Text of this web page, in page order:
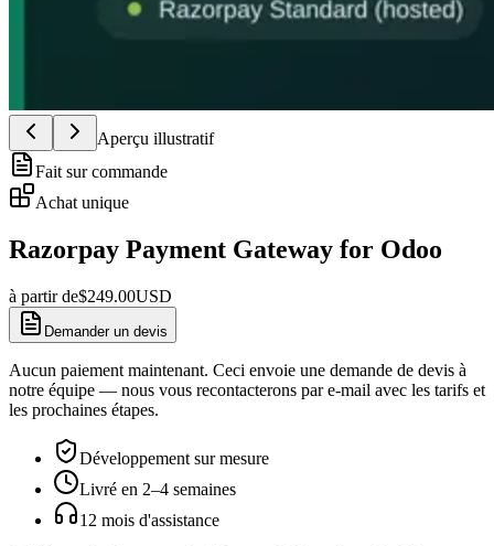
Aperçu illustratif
Fait sur commande
Achat unique
Razorpay Payment Gateway for Odoo
à partir de$249.00USD
Demander un devis
Aucun paiement maintenant. Ceci envoie une demande de devis à
notre équipe — nous vous recontacterons par e-mail avec les tarifs et
les prochaines étapes.
Développement sur mesure
Livré en 2–4 semaines
12 mois d'assistance